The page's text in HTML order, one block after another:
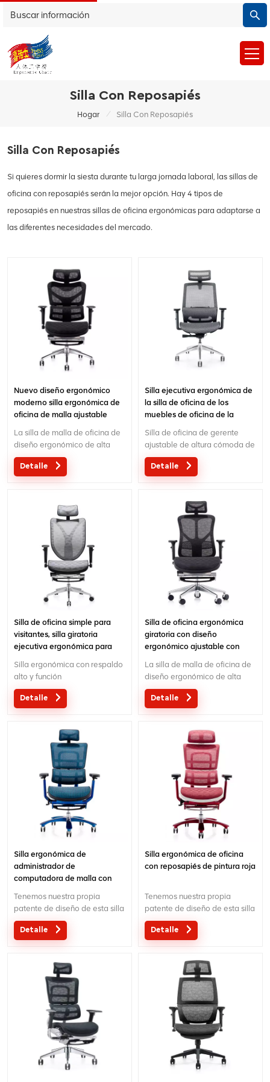
Silla Con Reposapiés
Hogar / Silla Con Reposapiés
Silla Con Reposapiés
Si quieres dormir la siesta durante tu larga jornada laboral, las sillas de
oficina con reposapiés serán la mejor opción. Hay 4 tipos de
reposapiés en nuestras sillas de oficina ergonómicas para adaptarse a
las diferentes necesidades del mercado.
Nuevo diseño ergonómico
moderno silla ergonómica de
oficina de malla ajustable
La silla de malla de oficina de
diseño ergonómico de alta
calidad directa de fábrica al
por mayor MOQ es UNA pieza,
personalizado con sus
necesidades es aceptable.
Detalle
Silla ejecutiva ergonómica de
la silla de oficina de los
muebles de oficina de la
Silla de oficina de gerente
ajustable de altura cómoda de
lujo Silla ergonómica de malla
completa para Boss Silla
directa de fábrica Silla de
oficina de alta calidad en
malla completa.Moq es de 1
pieza y podemos proporcionar
servicio OEM o ODM a su
Detalle
Silla de oficina simple para
visitantes, silla giratoria
ejecutiva ergonómica para
Silla ergonómica con respaldo
alto y función
deslizante.Mecanismo de
control de tres cables con
Detalle
Silla de oficina ergonómica
giratoria con diseño
ergonómico ajustable con
La silla de malla de oficina de
diseño ergonómico de alta
calidad directa de fábrica al
por mayor MOQ es UNA pieza,
personalizado con sus
necesidades es aceptable.
Detalle
Silla ergonómica de
administrador de
computadora de malla con
Tenemos nuestra propia
patente de diseño de esta silla
de oficina ergonómica con
pintura azul especial. Está
Detalle
Silla ergonómica de oficina
con reposapiés de pintura roja
Tenemos nuestra propia
patente de diseño de esta silla
de oficina ergonómica de
pintura roja especial. Está
Detalle